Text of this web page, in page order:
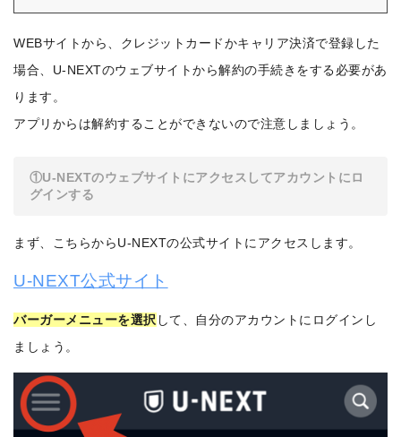
WEBサイトから、クレジットカードかキャリア決済で登録した
場合、U-NEXTのウェブサイトから解約の手続きをする必要があ
ります。
アプリからは解約することができないので注意しましょう。
①U-NEXTのウェブサイトにアクセスしてアカウントにロ
グインする
まず、こちらからU-NEXTの公式サイトにアクセスします。
U-NEXT公式サイト
バーガーメニューを選択 して、自分のアカウントにログインし
ましょう。